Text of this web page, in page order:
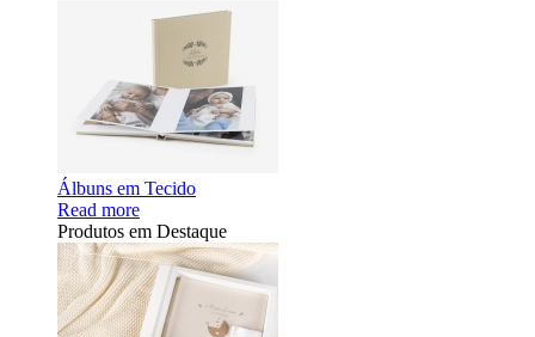
Álbuns em Tecido
Read more
Produtos em Destaque